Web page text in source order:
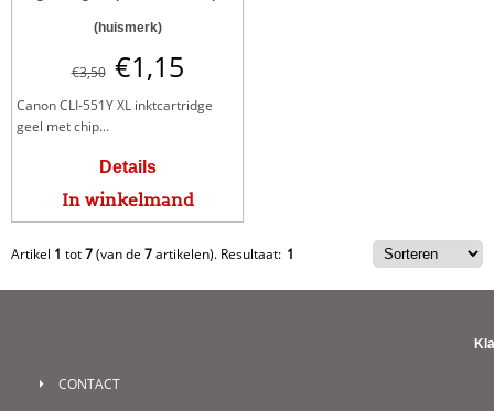
(huismerk)
€3,50 €1,15
Canon CLI-551Y XL inktcartridge
geel met chip...
Details
In winkelmand
Artikel 1 tot7(van de 7artikelen). Resultaat: 1
CONTACT